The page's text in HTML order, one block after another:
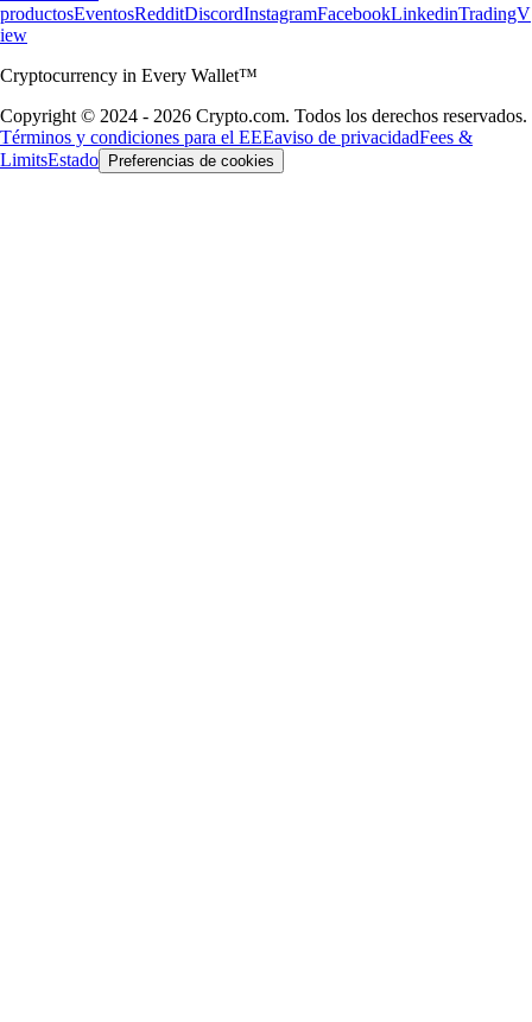
productosEventosRedditDiscordInstagramFacebookLinkedinTradingV
iew
Cryptocurrency in Every Wallet™
Copyright © 2024 - 2026 Crypto.com. Todos los derechos reservados.
Términos y condiciones para el EEEaviso de privacidadFees &
LimitsEstado Preferencias de cookies